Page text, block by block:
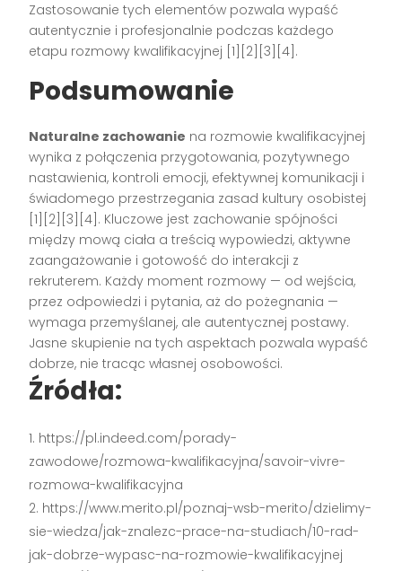
Zastosowanie tych elementów pozwala wypaść
autentycznie i profesjonalnie podczas każdego
etapu rozmowy kwalifikacyjnej [1][2][3][4] .
Podsumowanie
Naturalne zachowanie na rozmowie kwalifikacyjnej
wynika z połączenia przygotowania, pozytywnego
nastawienia, kontroli emocji, efektywnej komunikacji i
świadomego przestrzegania zasad kultury osobistej
[1][2][3][4] . Kluczowe jest zachowanie spójności
między mową ciała a treścią wypowiedzi, aktywne
zaangażowanie i gotowość do interakcji z
rekruterem. Każdy moment rozmowy — od wejścia,
przez odpowiedzi i pytania, aż do pożegnania —
wymaga przemyślanej, ale autentycznej postawy.
Jasne skupienie na tych aspektach pozwala wypaść
dobrze, nie tracąc własnej osobowości.
Źródła:
https://pl.indeed.com/porady-
zawodowe/rozmowa-kwalifikacyjna/savoir-vivre-
rozmowa-kwalifikacyjna
https://www.merito.pl/poznaj-wsb-merito/dzielimy-
sie-wiedza/jak-znalezc-prace-na-studiach/10-rad-
jak-dobrze-wypasc-na-rozmowie-kwalifikacyjnej